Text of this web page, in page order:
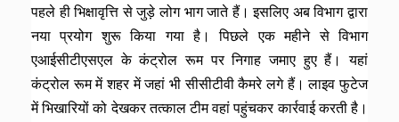
पहले ही भिक्षावृत्ति से जुड़े लोग भाग जाते हैं। इसलिए अब विभाग द्वारा
नया प्रयोग शुरू किया गया है। पिछले एक महीने से विभाग
एआईसीटीएसएल के कंट्रोल रूम पर निगाह जमाए हुए हैं। यहां
कंट्रोल रूम में शहर में जहां भी सीसीटीवी कैमरे लगे हैं। लाइव फुटेज
में भिखारियों को देखकर तत्काल टीम वहां पहुंचकर कार्रवाई करती है।